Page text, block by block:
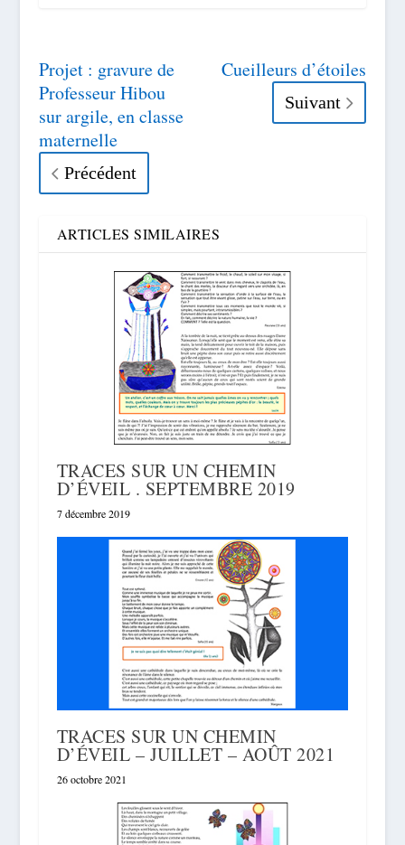
Projet : gravure de
Professeur Hibou
sur argile, en classe
maternelle
Précédent
Cueilleurs d’étoiles
Suivant
ARTICLES SIMILAIRES
TRACES SUR UN CHEMIN
D’ÉVEIL . SEPTEMBRE 2019
7 décembre 2019
TRACES SUR UN CHEMIN
D’ÉVEIL – JUILLET – AOÛT 2021
26 octobre 2021